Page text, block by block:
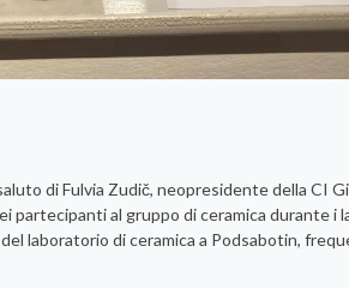
di Fulvia Zudič, neopresidente della CI
al gruppo di ceramica durante i
laboratorio di ceramica a Podsabotin,